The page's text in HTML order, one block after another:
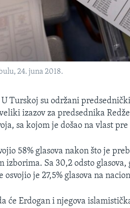
24. juna 2018.
U Turskoj su održani
izazov za predsednika
sa kojom je došao na vlast pre
58% glasova nakon što je
izborima. Sa 30,2 odsto
osvojio je 27,5% glasova na
će Erdogan i njegova